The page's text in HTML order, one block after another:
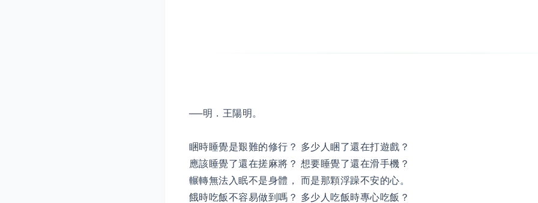
──明．王陽明。
睏時睡覺是艱難的修行？ 多少人睏了還在打遊戲？
應該睡覺了還在搓麻將？ 想要睡覺了還在滑手機？
輾轉無法入眠不是身體， 而是那顆浮躁不安的心。
餓時吃飯不容易做到嗎？ 多少人吃飯時專心吃飯？